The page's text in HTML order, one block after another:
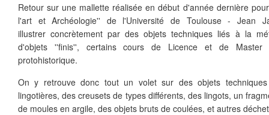
Retour sur une mallette réalisée en début d'année dernière
l'art et Archéologie'' de l'Université de Toulouse - Jean
illustrer concrètement par des objets techniques liés à la
d'objets ''finis'', certains cours de Licence et de Master
protohistorique.
On y retrouve donc tout un volet sur des objets
lingotières, des creusets de types différents, des lingots, un
de moules en argile, des objets bruts de coulées, et autres